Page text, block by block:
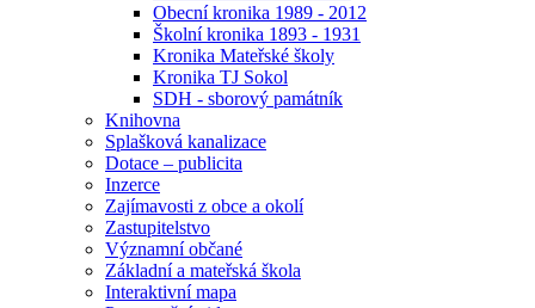
Obecní kronika 1989 - 2012
Školní kronika 1893 - 1931
Kronika Mateřské školy
Kronika TJ Sokol
SDH - sborový památník
Knihovna
Splašková kanalizace
Dotace – publicita
Inzerce
Zajímavosti z obce a okolí
Zastupitelstvo
Významní občané
Základní a mateřská škola
Interaktivní mapa